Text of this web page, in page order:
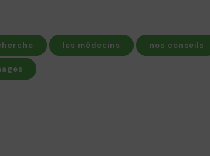
les médecins nos conseils